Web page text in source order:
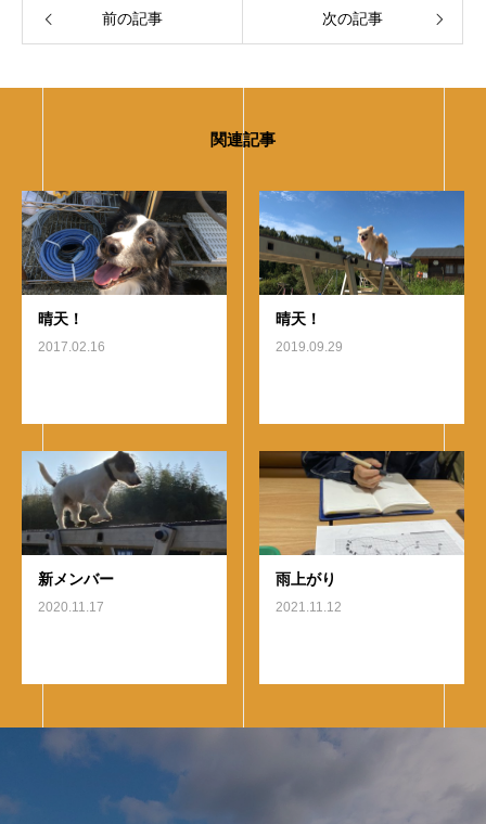
前の記事 次の記事
関連記事
晴天！
2017.02.16
晴天！
2019.09.29
新メンバー
2020.11.17
雨上がり
2021.11.12